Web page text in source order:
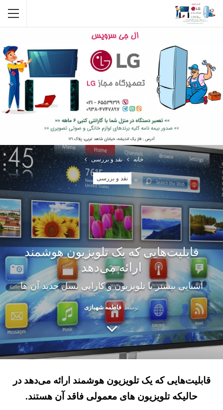
خانه نقد و بررسی
نقد و بررسی
قابلیت‌هایی که یک تلویزیون هوشمند
ارائه می‌دهد
آشنایی بیشتر با تلویزیون و کارایی نسل جدید آن ها
توسط فاطمه شهبازی
قابلیت‌هایی که یک تلویزیون هوشمند ارائه می‌دهد در
حالیکه تلویزیون های معمولی فاقد آن هستند.